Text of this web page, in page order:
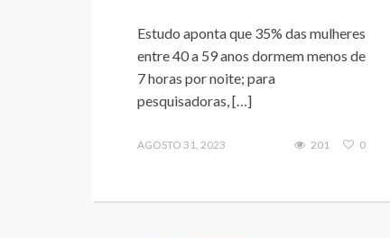
Estudo aponta que 35% das mulheres
entre 40 a 59 anos dormem menos de
7 horas por noite; para
pesquisadoras, […]
AGOSTO 31, 2023 201 0